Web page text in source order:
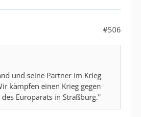
#506
und seine Partner im Krieg
kämpfen einen Krieg gegen
Europarats in Straßburg."